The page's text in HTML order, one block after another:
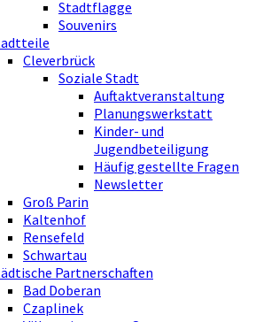
Stadtflagge
Souvenirs
Cleverbrück
Soziale Stadt
Auftaktveranstaltung
Planungswerkstatt
Kinder- und
Jugendbeteiligung
Häufig gestellte Fragen
Newsletter
Groß Parin
Kaltenhof
Rensefeld
Schwartau
Partnerschaften
Bad Doberan
Czaplinek